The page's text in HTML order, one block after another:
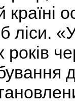
країні
ліси.
років